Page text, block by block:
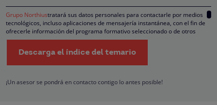
Grupo Northiustratará sus datos personales para contactarle por medios
tecnológicos, incluso aplicaciones de mensajería instantánea, con el fin de
ofrecerle información del programa formativo seleccionado o de otros
directamente relacionados con el interés manifestado y, en su caso, para
tramitar la contratación correspondiente. Compartiremos su solicitud con las
empresas que conforman elGrupo Northius, con el objeto de que estas
hacerle llegar la mejor oferta de productos y servicios de acuerdo a su
oposición, limitación, tal y como se explica en laPolítica de Privacidad
Descarga el índice del temario
¡Un asesor se pondrá en contacto contigo lo antes posible!